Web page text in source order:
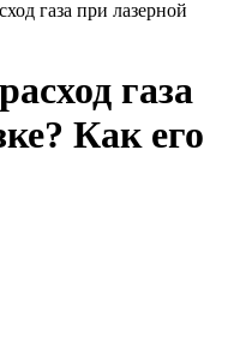
газа при лазерной
газа
Как его